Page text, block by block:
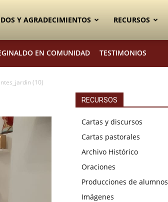
Y AGRADECIMIENTOS RECURSOS
EN COMUNIDAD TESTIMONIOS
(10)
RECURSOS
Cartas y discursos
Cartas pastorales
Archivo Histórico
Oraciones
Producciones de alumnos
Imágenes